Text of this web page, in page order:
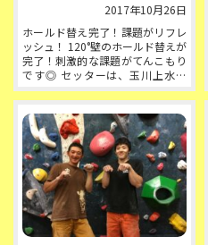
2017年10月26日
ホールド替え完了！課題がリフレ
ッシュ！ 120°壁のホールド替えが
完了！刺激的な課題がてんこもり
です◎ セッターは、玉川上水の
『JET☆SET』で長年インストラ
クターされ、...